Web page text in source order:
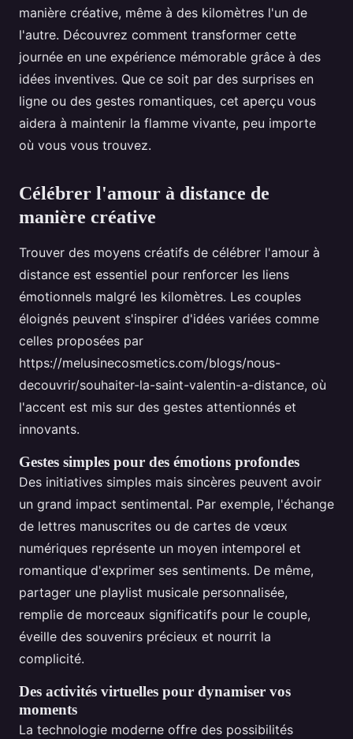
manière créative, même à des kilomètres l'un de
l'autre. Découvrez comment transformer cette
journée en une expérience mémorable grâce à des
idées inventives. Que ce soit par des surprises en
ligne ou des gestes romantiques, cet aperçu vous
aidera à maintenir la flamme vivante, peu importe
où vous vous trouvez.
Célébrer l'amour à distance de
manière créative
Trouver des moyens créatifs de célébrer l'amour à
distance est essentiel pour renforcer les liens
émotionnels malgré les kilomètres. Les couples
éloignés peuvent s'inspirer d'idées variées comme
celles proposées par
https://melusinecosmetics.com/blogs/nous-
decouvrir/souhaiter-la-saint-valentin-a-distance, où
l'accent est mis sur des gestes attentionnés et
innovants.
Gestes simples pour des émotions profondes
Des initiatives simples mais sincères peuvent avoir
un grand impact sentimental. Par exemple, l'échange
de lettres manuscrites ou de cartes de vœux
numériques représente un moyen intemporel et
romantique d'exprimer ses sentiments. De même,
partager une playlist musicale personnalisée,
remplie de morceaux significatifs pour le couple,
éveille des souvenirs précieux et nourrit la
complicité.
Des activités virtuelles pour dynamiser vos
moments
La technologie moderne offre des possibilités